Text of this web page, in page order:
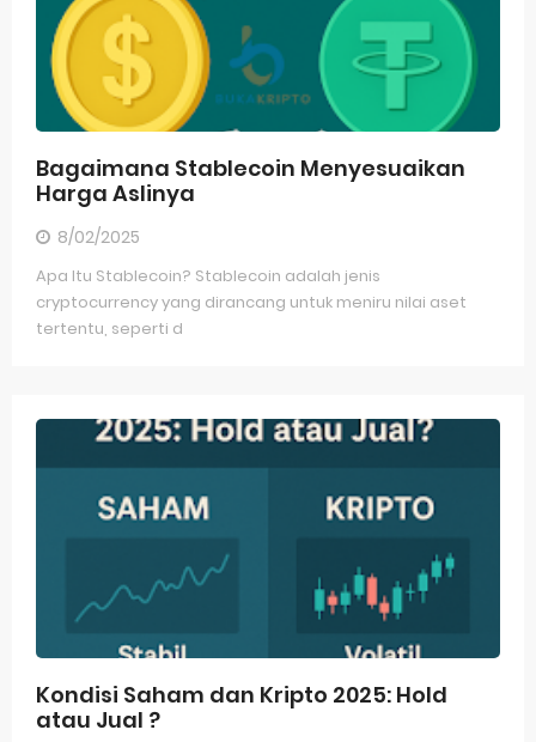
Bagaimana Stablecoin Menyesuaikan
Harga Aslinya
8/02/2025
Apa Itu Stablecoin? Stablecoin adalah jenis
cryptocurrency yang dirancang untuk meniru nilai aset
tertentu, seperti d
Kondisi Saham dan Kripto 2025: Hold
atau Jual ?